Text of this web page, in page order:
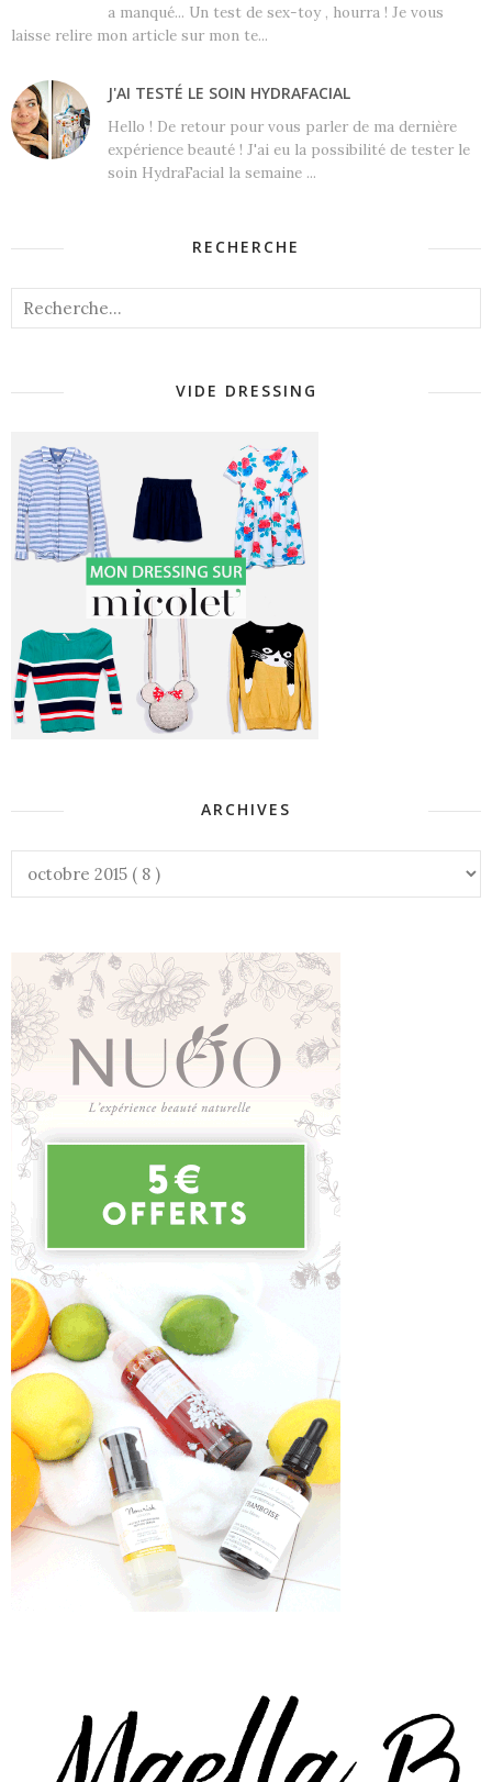
a manqué... Un test de sex-toy , hourra ! Je vous
laisse relire mon article sur mon te...
J'AI TESTÉ LE SOIN HYDRAFACIAL
Hello ! De retour pour vous parler de ma dernière
expérience beauté ! J'ai eu la possibilité de tester le
soin HydraFacial la semaine ...
RECHERCHE
VIDE DRESSING
ARCHIVES